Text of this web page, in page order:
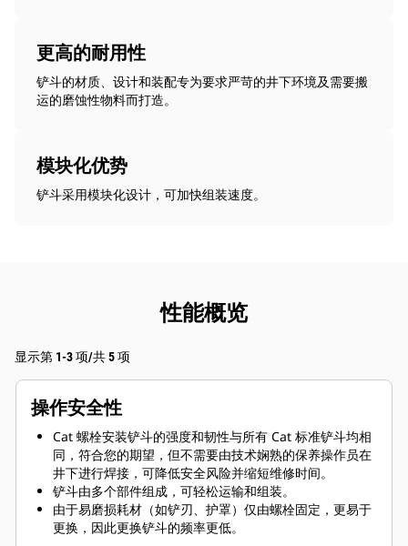
更高的耐用性
铲斗的材质、设计和装配专为要求严苛的井下环境及需要搬
运的磨蚀性物料而打造。
模块化优势
铲斗采用模块化设计，可加快组装速度。
性能概览
显示第 1-3 项/共 5 项
操作安全性
Cat 螺栓安装铲斗的强度和韧性与所有 Cat 标准铲斗均相
同，符合您的期望，但不需要由技术娴熟的保养操作员在
井下进行焊接，可降低安全风险并缩短维修时间。
铲斗由多个部件组成，可轻松运输和组装。
由于易磨损耗材（如铲刃、护罩）仅由螺栓固定，更易于
更换，因此更换铲斗的频率更低。